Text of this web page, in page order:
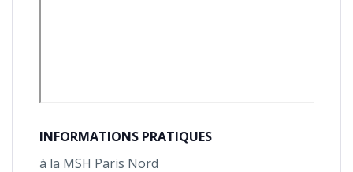
INFORMATIONS PRATIQUES
à la MSH Paris Nord